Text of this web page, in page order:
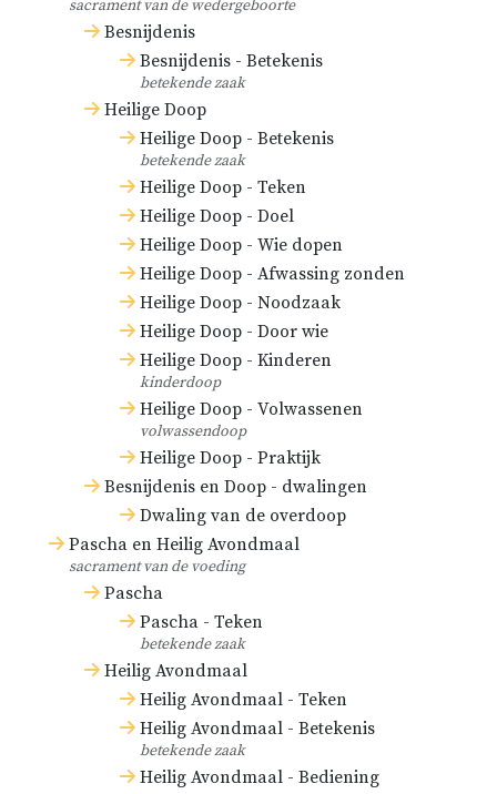
sacrament van de wedergeboorte
Besnijdenis
Besnijdenis - Betekenis
betekende zaak
Heilige Doop
Heilige Doop - Betekenis
betekende zaak
Heilige Doop - Teken
Heilige Doop - Doel
Heilige Doop - Wie dopen
Heilige Doop - Afwassing zonden
Heilige Doop - Noodzaak
Heilige Doop - Door wie
Heilige Doop - Kinderen
kinderdoop
Heilige Doop - Volwassenen
volwassendoop
Heilige Doop - Praktijk
Besnijdenis en Doop - dwalingen
Dwaling van de overdoop
Pascha en Heilig Avondmaal
sacrament van de voeding
Pascha
Pascha - Teken
betekende zaak
Heilig Avondmaal
Heilig Avondmaal - Teken
Heilig Avondmaal - Betekenis
betekende zaak
Heilig Avondmaal - Bediening